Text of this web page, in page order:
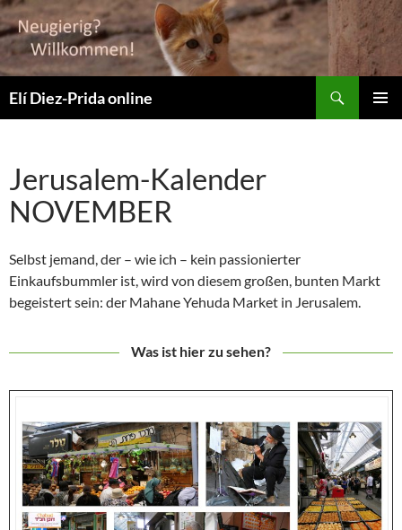
Elí Diez-Prida online
Jerusalem-Kalender
NOVEMBER
Selbst jemand, der – wie ich – kein passionierter
Einkaufsbummler ist, wird von diesem großen, bunten Markt
begeistert sein: der Mahane Yehuda Market in Jerusalem.
Was ist hier zu sehen?